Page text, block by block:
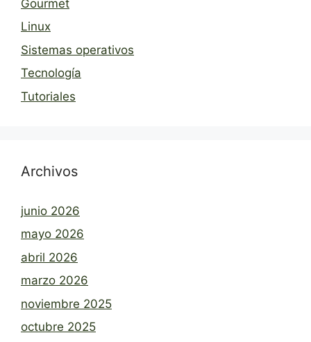
Gourmet
Linux
Sistemas operativos
Tecnología
Tutoriales
Archivos
junio 2026
mayo 2026
abril 2026
marzo 2026
noviembre 2025
octubre 2025